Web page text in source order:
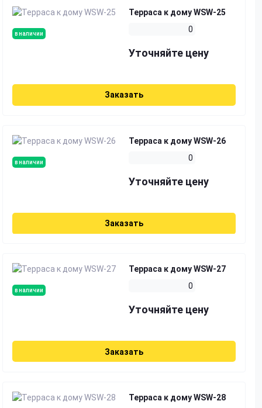
в наличии
Терраса к дому WSW-25
0
Уточняйте цену
Заказать
в наличии
Терраса к дому WSW-26
0
Уточняйте цену
Заказать
в наличии
Терраса к дому WSW-27
0
Уточняйте цену
Заказать
Терраса к дому WSW-28